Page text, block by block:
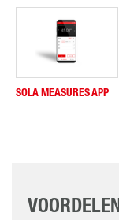
SOLA MEASURES APP